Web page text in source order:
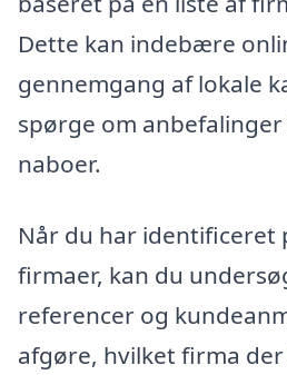
Dette kan indebære
gennemgang af lokale
spørge om
naboer.
Når du har identificeret
firmaer, kan du
referencer og
afgøre, hvilket firma